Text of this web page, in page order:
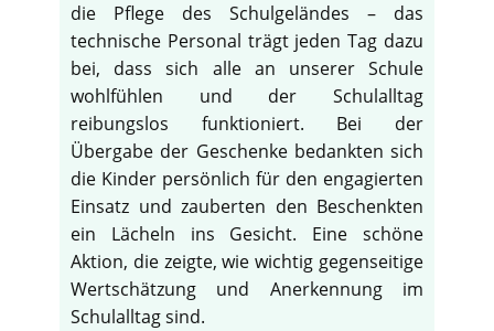
die Pflege des Schulgeländes – das
technische Personal trägt jeden Tag dazu
bei, dass sich alle an unserer Schule
wohlfühlen und der Schulalltag
reibungslos funktioniert. Bei der
Übergabe der Geschenke bedankten sich
die Kinder persönlich für den engagierten
Einsatz und zauberten den Beschenkten
ein Lächeln ins Gesicht. Eine schöne
Aktion, die zeigte, wie wichtig gegenseitige
Wertschätzung und Anerkennung im
Schulalltag sind.